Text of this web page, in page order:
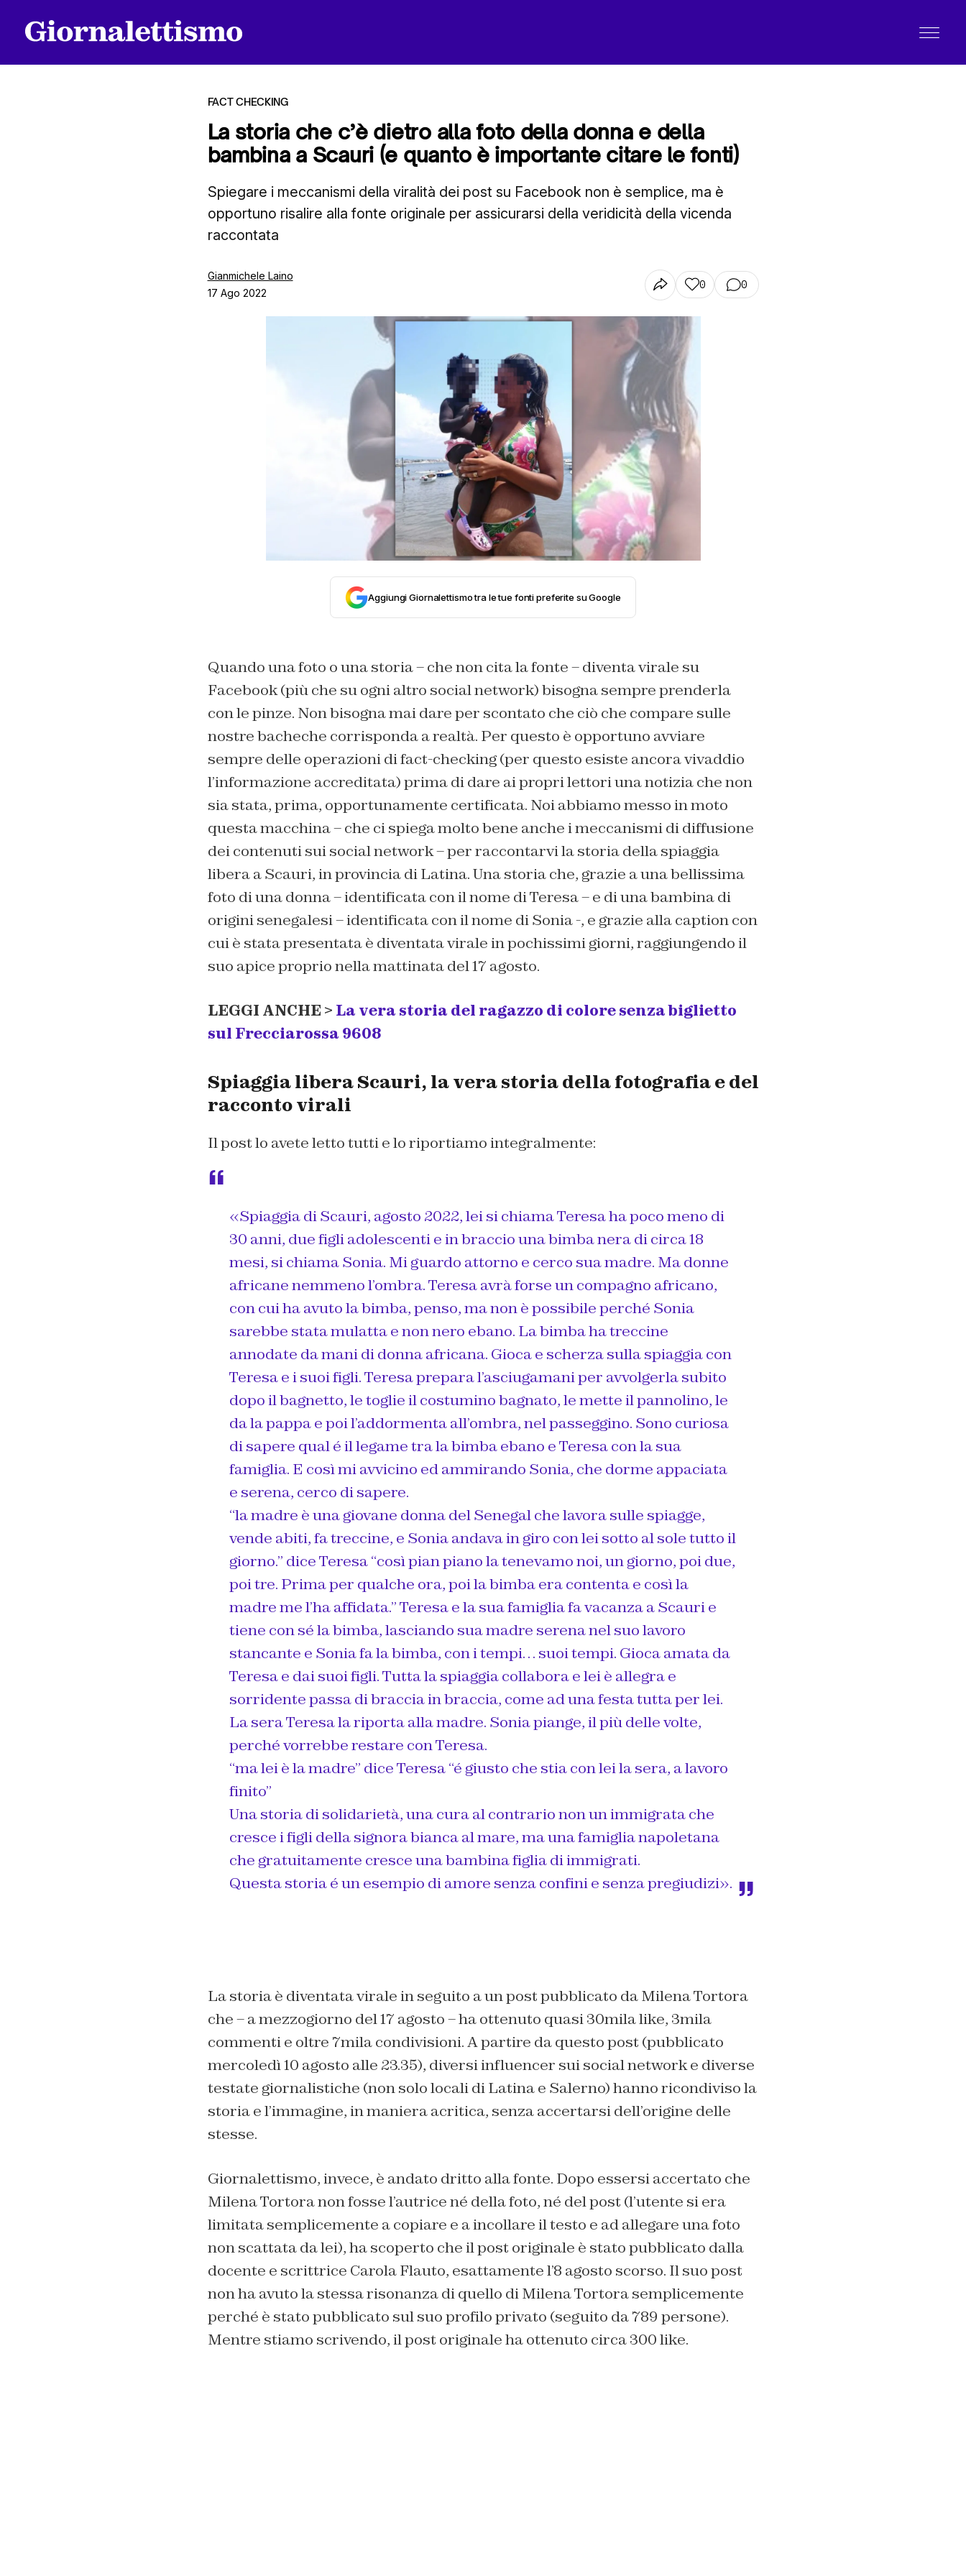
FACT CHECKING
La storia che c’è dietro alla foto della donna e della
bambina a Scauri (e quanto è importante citare le fonti)
Spiegare i meccanismi della viralità dei post su Facebook non è semplice, ma è
opportuno risalire alla fonte originale per assicurarsi della veridicità della vicenda
raccontata
Gianmichele Laino
17 Ago 2022
0 0
Aggiungi Giornalettismo tra le tue fonti preferite su Google
Quando una foto o una storia – che non cita la fonte – diventa virale su
Facebook (più che su ogni altro social network) bisogna sempre prenderla
con le pinze. Non bisogna mai dare per scontato che ciò che compare sulle
nostre bacheche corrisponda a realtà. Per questo è opportuno avviare
sempre delle operazioni di fact-checking (per questo esiste ancora vivaddio
l’informazione accreditata) prima di dare ai propri lettori una notizia che non
sia stata, prima, opportunamente certificata. Noi abbiamo messo in moto
questa macchina – che ci spiega molto bene anche i meccanismi di diffusione
dei contenuti sui social network – per raccontarvi la storia della spiaggia
libera a Scauri, in provincia di Latina. Una storia che, grazie a una bellissima
foto di una donna – identificata con il nome di Teresa – e di una bambina di
origini senegalesi – identificata con il nome di Sonia -, e grazie alla caption con
cui è stata presentata è diventata virale in pochissimi giorni, raggiungendo il
suo apice proprio nella mattinata del 17 agosto.
LEGGI ANCHE > La vera storia del ragazzo di colore senza biglietto
sul Frecciarossa 9608
Spiaggia libera Scauri, la vera storia della fotografia e del
racconto virali
Il post lo avete letto tutti e lo riportiamo integralmente:
«Spiaggia di Scauri, agosto 2022, lei si chiama Teresa ha poco meno di
30 anni, due figli adolescenti e in braccio una bimba nera di circa 18
mesi, si chiama Sonia. Mi guardo attorno e cerco sua madre. Ma donne
africane nemmeno l’ombra. Teresa avrà forse un compagno africano,
con cui ha avuto la bimba, penso, ma non è possibile perché Sonia
sarebbe stata mulatta e non nero ebano. La bimba ha treccine
annodate da mani di donna africana. Gioca e scherza sulla spiaggia con
Teresa e i suoi figli. Teresa prepara l’asciugamani per avvolgerla subito
dopo il bagnetto, le toglie il costumino bagnato, le mette il pannolino, le
da la pappa e poi l’addormenta all’ombra, nel passeggino. Sono curiosa
di sapere qual é il legame tra la bimba ebano e Teresa con la sua
famiglia. E così mi avvicino ed ammirando Sonia, che dorme appaciata
e serena, cerco di sapere.
“la madre è una giovane donna del Senegal che lavora sulle spiagge,
vende abiti, fa treccine, e Sonia andava in giro con lei sotto al sole tutto il
giorno.” dice Teresa “così pian piano la tenevamo noi, un giorno, poi due,
poi tre. Prima per qualche ora, poi la bimba era contenta e così la
madre me l’ha affidata.” Teresa e la sua famiglia fa vacanza a Scauri e
tiene con sé la bimba, lasciando sua madre serena nel suo lavoro
stancante e Sonia fa la bimba, con i tempi… suoi tempi. Gioca amata da
Teresa e dai suoi figli. Tutta la spiaggia collabora e lei è allegra e
sorridente passa di braccia in braccia, come ad una festa tutta per lei.
La sera Teresa la riporta alla madre. Sonia piange, il più delle volte,
perché vorrebbe restare con Teresa.
“ma lei è la madre” dice Teresa “é giusto che stia con lei la sera, a lavoro
finito”
Una storia di solidarietà, una cura al contrario non un immigrata che
cresce i figli della signora bianca al mare, ma una famiglia napoletana
che gratuitamente cresce una bambina figlia di immigrati.
Questa storia é un esempio di amore senza confini e senza pregiudizi».
La storia è diventata virale in seguito a un post pubblicato da Milena Tortora
che – a mezzogiorno del 17 agosto – ha ottenuto quasi 30mila like, 3mila
commenti e oltre 7mila condivisioni. A partire da questo post (pubblicato
mercoledì 10 agosto alle 23.35), diversi influencer sui social network e diverse
testate giornalistiche (non solo locali di Latina e Salerno) hanno ricondiviso la
storia e l’immagine, in maniera acritica, senza accertarsi dell’origine delle
stesse.
Giornalettismo, invece, è andato dritto alla fonte. Dopo essersi accertato che
Milena Tortora non fosse l’autrice né della foto, né del post (l’utente si era
limitata semplicemente a copiare e a incollare il testo e ad allegare una foto
non scattata da lei), ha scoperto che il post originale è stato pubblicato dalla
docente e scrittrice Carola Flauto, esattamente l’8 agosto scorso. Il suo post
non ha avuto la stessa risonanza di quello di Milena Tortora semplicemente
perché è stato pubblicato sul suo profilo privato (seguito da 789 persone).
Mentre stiamo scrivendo, il post originale ha ottenuto circa 300 like.